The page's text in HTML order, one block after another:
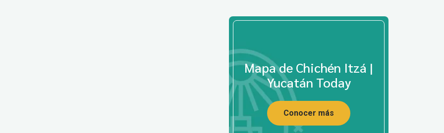
Mapa de Chichén Itzá |
Yucatán Today
Conocer más